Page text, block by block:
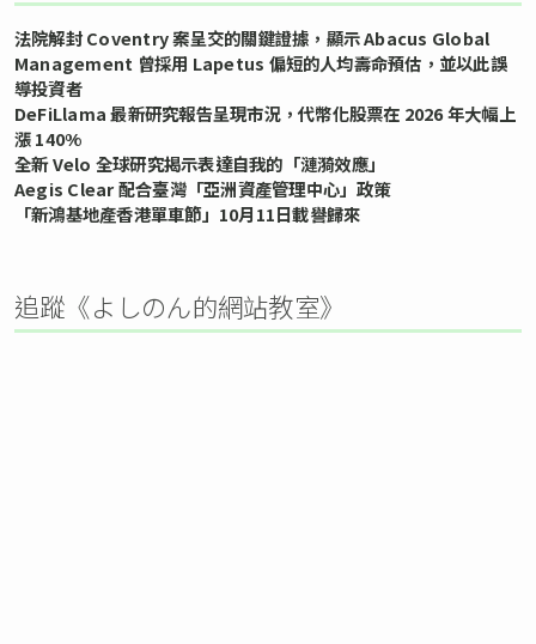
法院解封 Coventry 案呈交的關鍵證據，顯示 Abacus Global
Management 曾採用 Lapetus 偏短的人均壽命預估，並以此誤
導投資者
DeFiLlama 最新研究報告呈現市況，代幣化股票在 2026 年大幅上
漲 140%
全新 Velo 全球研究揭示表達自我的「漣漪效應」
Aegis Clear 配合臺灣「亞洲資產管理中心」政策
「新鴻基地產香港單車節」10月11日載譽歸來
追蹤《よしのん的網站教室》